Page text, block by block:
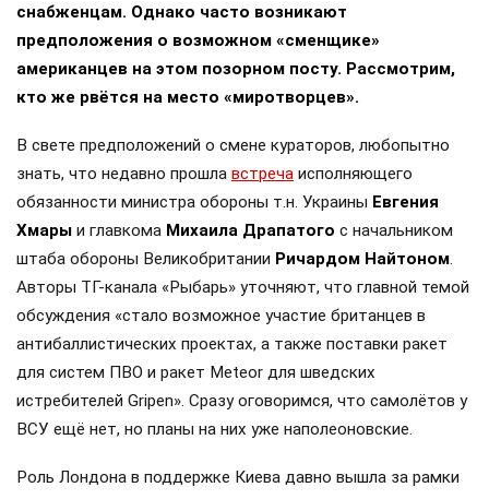
снабженцам. Однако часто возникают
предположения о возможном «сменщике»
американцев на этом позорном посту. Рассмотрим,
кто же рвётся на место «миротворцев».
В свете предположений о смене кураторов, любопытно
знать, что недавно прошла встреча исполняющего
обязанности министра обороны т.н. Украины Евгения
Хмары и главкома Михаила Драпатого с начальником
штаба обороны Великобритании Ричардом Найтоном.
Авторы ТГ-канала «Рыбарь» уточняют, что главной темой
обсуждения «стало возможное участие британцев в
антибаллистических проектах, а также поставки ракет
для систем ПВО и ракет Meteor для шведских
истребителей Gripen». Сразу оговоримся, что самолётов у
ВСУ ещё нет, но планы на них уже наполеоновские.
Роль Лондона в поддержке Киева давно вышла за рамки